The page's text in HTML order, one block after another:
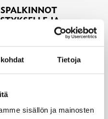
Tietoja
sisällön ja mainosten
JA